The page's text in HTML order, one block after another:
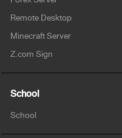
Remote Desktop
Minecraft Server
Z.com Sign
School
School